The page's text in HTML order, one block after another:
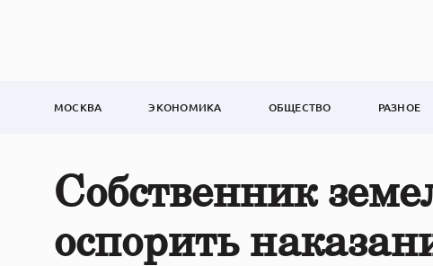
МОСКВА ЭКОНОМИКА ОБЩЕСТВО РАЗНОЕ
Собственник
оспорить